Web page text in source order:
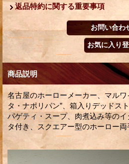
返品特約に関する重要事項
商品説明
名古屋のホーローメーカー、マルワ
タ・ナポリパン”、箱入りデッドス
パゲティ・スープ、肉煮込み等の
タ付き、スクエアー型のホーロー両